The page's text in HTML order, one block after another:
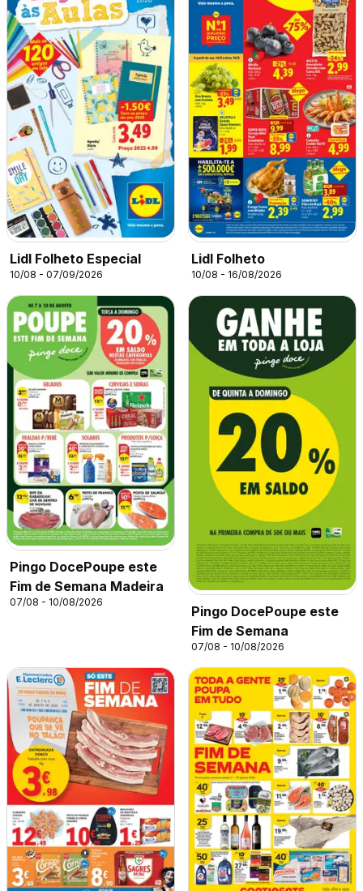
Lidl Folheto Especial
10/08 - 07/09/2026
Lidl Folheto
10/08 - 16/08/2026
Pingo DocePoupe este
Fim de Semana Madeira
07/08 - 10/08/2026
Pingo DocePoupe este
Fim de Semana
07/08 - 10/08/2026